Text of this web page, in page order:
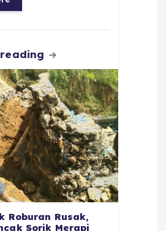
m
Roburan Rusak,
Sorik Merapi